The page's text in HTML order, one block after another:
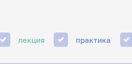
лекция практика